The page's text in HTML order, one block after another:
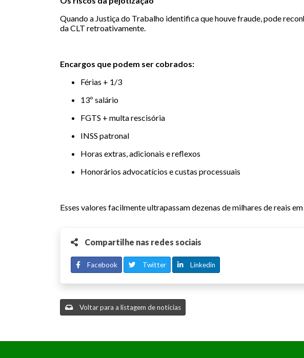
Quando a Justiça do Trabalho identifica que houve fraude, pode
da CLT retroativamente.
Encargos que podem ser cobrados:
Férias + 1/3
13º salário
FGTS + multa rescisória
INSS patronal
Horas extras, adicionais e reflexos
Honorários advocatícios e custas processuais
Esses valores facilmente ultrapassam dezenas de milhares de reais
Compartilhe nas redes sociais
Facebook Twitter Linkedin
Voltar para a listagem de notícias